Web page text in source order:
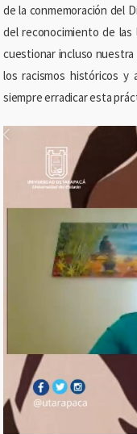
de la conmemoración del
del reconocimiento de
cuestionar incluso nuestra
los racismos históricos y
siempre erradicar esta